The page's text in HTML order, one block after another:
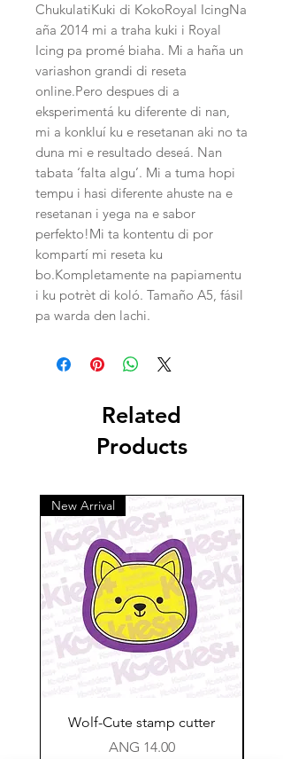
ChukulatiKuki di KokoRoyal IcingNa
aña 2014 mi a traha kuki i Royal
Icing pa promé biaha. Mi a haña un
variashon grandi di reseta
online.Pero despues di a
eksperimentá ku diferente di nan,
mi a konkluí ku e resetanan aki no ta
duna mi e resultado deseá. Nan
tabata ‘falta algu’. Mi a tuma hopi
tempu i hasi diferente ahuste na e
resetanan i yega na e sabor
perfekto!Mi ta kontentu di por
kompartí mi reseta ku
bo.Kompletamente na papiamentu
i ku potrèt di koló. Tamaño A5, fásil
pa warda den lachi.
Related
Products
New Arrival
Wolf-Cute stamp cutter
Price
ANG 14.00